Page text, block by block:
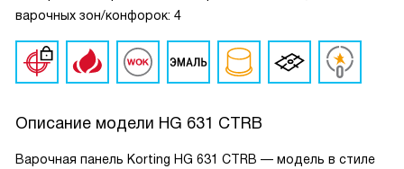
варочных зон/конфорок: 4
Описание модели HG 631 CTRB
Варочная панель Korting HG 631 CTRB — модель в стиле